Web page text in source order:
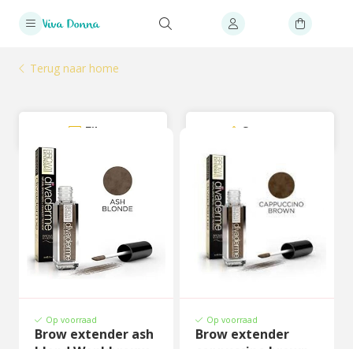
Terug naar home
Filter Sorteer
Op voorraad
Brow extender ash
Op voorraad
Brow extender